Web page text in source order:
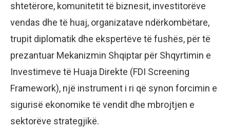
shtetërore, komunitetit të biznesit, investitorëve
vendas dhe të huaj, organizatave ndërkombëtare,
trupit diplomatik dhe ekspertëve të fushës, për të
prezantuar Mekanizmin Shqiptar për Shqyrtimin e
Investimeve të Huaja Direkte (FDI Screening
Framework), një instrument i ri që synon forcimin e
sigurisë ekonomike të vendit dhe mbrojtjen e
sektorëve strategjikë.